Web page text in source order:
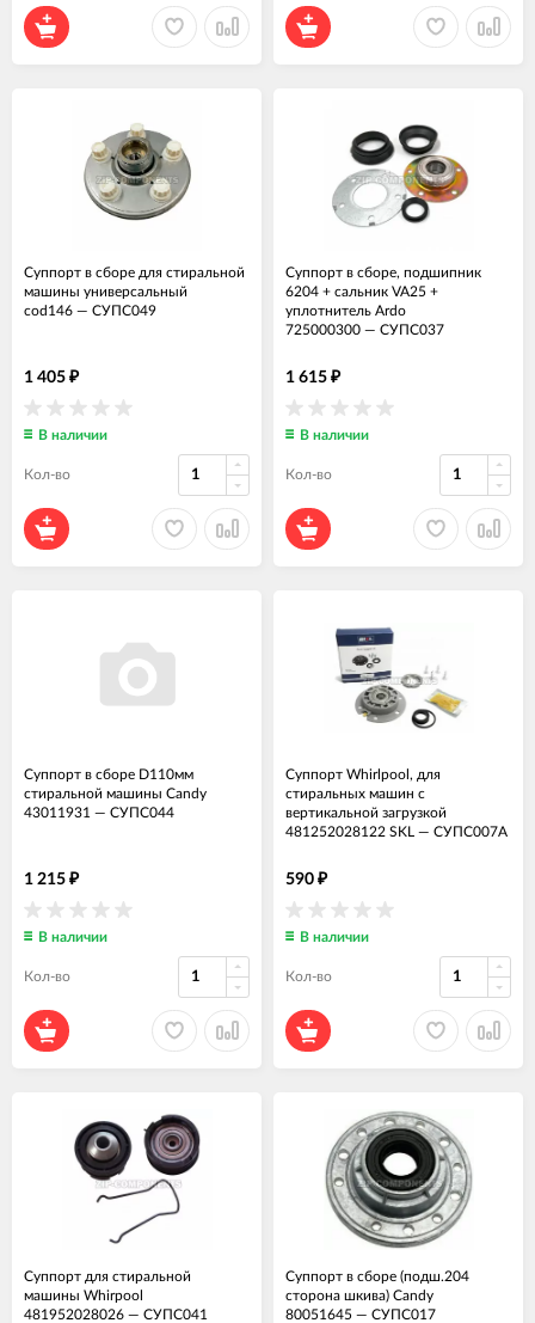
Суппорт в сборе для стиральной
машины универсальный
cod146 — СУПС049
1 405 ₽
В наличии
Кол-во
Суппорт в сборе, подшипник
6204 + сальник VA25 +
уплотнитель Ardo
725000300 — СУПС037
1 615 ₽
В наличии
Кол-во
Суппорт в сборе D110мм
стиральной машины Candy
43011931 — СУПС044
1 215 ₽
В наличии
Кол-во
Суппорт Whirlpool, для
стиральных машин с
вертикальной загрузкой
481252028122 SKL — СУПС007А
590 ₽
В наличии
Кол-во
Суппорт для стиральной
машины Whirpool
481952028026 — СУПС041
Суппорт в сборе (подш.204
сторона шкива) Candy
80051645 — СУПС017